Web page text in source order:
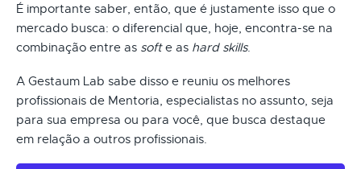
É importante saber, então, que é justamente isso que o
mercado busca: o diferencial que, hoje, encontra-se na
combinação entre as softe as hard skills.
A Gestaum Lab sabe disso e reuniu os melhores
profissionais de Mentoria, especialistas no assunto, seja
para sua empresa ou para você, que busca destaque
em relação a outros profissionais.